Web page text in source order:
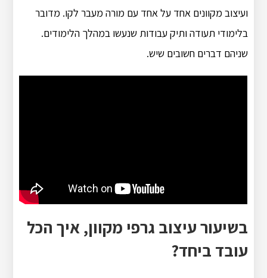
ועיצוב מקוונים אחד על אחד עם מורה מעבר לקו. מדובר
בלימודי תעודה ותיק עבודות שנעשו במהלך הלימודים.
שניהם דברים חשובים שיש.
בשיעור עיצוב גרפי מקוון, איך הכל
עובד ביחד?